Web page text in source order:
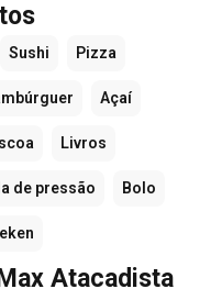
Sushi Pizza
Açaí
Livros
de pressão Bolo
Atacadista